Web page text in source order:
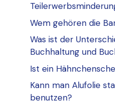
Wem gehören die
Was ist der
Buchhaltung und
Ist ein
Kann man Alufolie
benutzen?